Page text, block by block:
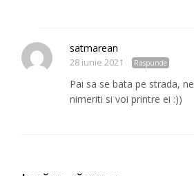
satmarean
28 iunie 2021 Răspunde
Pai sa se bata pe strada,
nimeriti si voi printre ei :))